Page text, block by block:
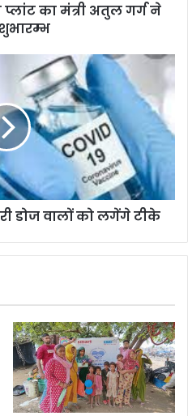
का मंत्री अतुल गर्ग ने
डोज वालों को लगेंगे टीके